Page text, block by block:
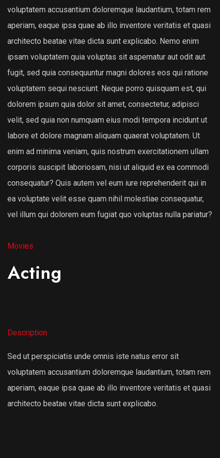
voluptatem accusantium doloremque laudantium, totam rem
aperiam, eaque ipsa quae ab illo inventore veritatis et quasi
architecto beatae vitae dicta sunt explicabo. Nemo enim
ipsam voluptatem quia voluptas sit aspernatur aut odit aut
fugit, sed quia consequuntur magni dolores eos qui ratione
voluptatem sequi nesciunt. Neque porro quisquam est, qui
dolorem ipsum quia dolor sit amet, consectetur, adipisci
velit, sed quia non numquam eius modi tempora incidunt ut
labore et dolore magnam aliquam quaerat voluptatem. Ut
enim ad minima veniam, quis nostrum exercitationem ullam
corporis suscipit laboriosam, nisi ut aliquid ex ea commodi
consequatur? Quis autem vel eum iure reprehenderit qui in
ea voluptate velit esse quam nihil molestiae consequatur,
vel illum qui dolorem eum fugiat quo voluptas nulla pariatur?
Movies
Acting
Description
Sed ut perspiciatis unde omnis iste natus error sit
voluptatem accusantium doloremque laudantium, totam rem
aperiam, eaque ipsa quae ab illo inventore veritatis et quasi
architecto beatae vitae dicta sunt explicabo.